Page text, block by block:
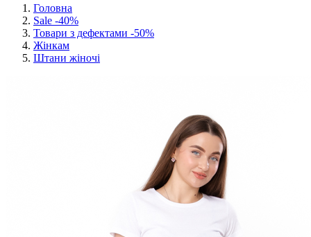
Головна
Sale -40%
Товари з дефектами -50%
Жінкам
Штани жіночі